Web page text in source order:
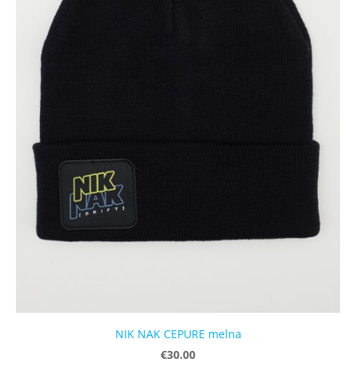
NIK NAK CEPURE melna
€30.00